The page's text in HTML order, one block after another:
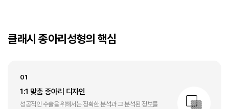
클래시 종아리성형의 핵심
01
1:1 맞춤 종아리 디자인
성공적인 수술을 위해서는정확한 분석과 그 분석된 정보를